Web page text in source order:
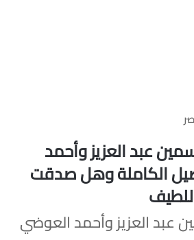
عبد العزيز وأحمد
الكاملة وهل صدقت
عبد العزيز وأحمد العوضي